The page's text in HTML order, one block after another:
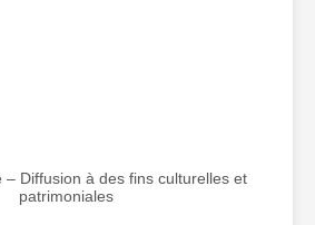
– Diffusion à des fins culturelles et
patrimoniales